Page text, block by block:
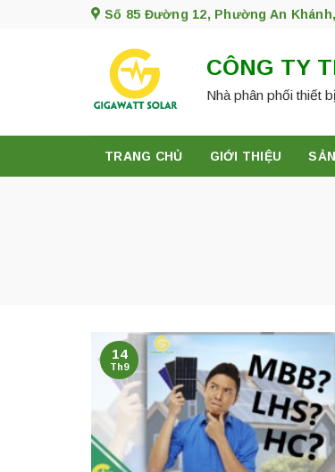
Số 85 Đường 12, Phường An
CÔNG TY
Nhà phân phối thiết
TRANG CHỦ GIỚI THIỆU
14
Th9